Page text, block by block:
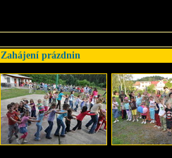
Zahájení prázdnin